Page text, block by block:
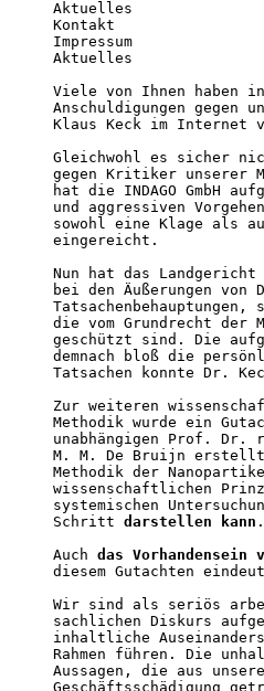
Aktuelles
Kontakt
Impressum
Aktuelles
Viele von Ihnen
Anschuldigungen gegen
Klaus Keck im Internet
Gleichwohl es sicher
gegen Kritiker unserer
hat die INDAGO GmbH
und aggressiven
sowohl eine Klage als
eingereicht.
Nun hat das
bei den Äußerungen von
die vom Grundrecht der
geschützt sind. Die
demnach bloß die
Tatsachen konnte Dr.
Zur weiteren
Methodik wurde ein
unabhängigen Prof.
M. M. De Bruijn
Methodik der
wissenschaftlichen
systemischen
Schritt darstellen kann .
Auch das Vorhandensein
diesem Gutachten
Wir sind als
sachlichen Diskurs
inhaltliche
Rahmen führen.
Aussagen, die aus
Geschäftsschädigung